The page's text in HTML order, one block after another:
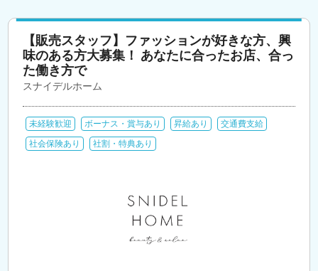
【販売スタッフ】ファッションが好きな方、興
味のある方大募集！ あなたに合ったお店、合っ
た働き方で
スナイデルホーム
未経験歓迎 ボーナス・賞与あり 昇給あり
交通費支給
社会保険あり
社割・特典あり